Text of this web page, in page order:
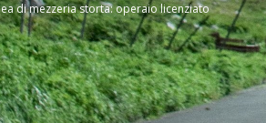
di mezzeria storta: operaio licenziato